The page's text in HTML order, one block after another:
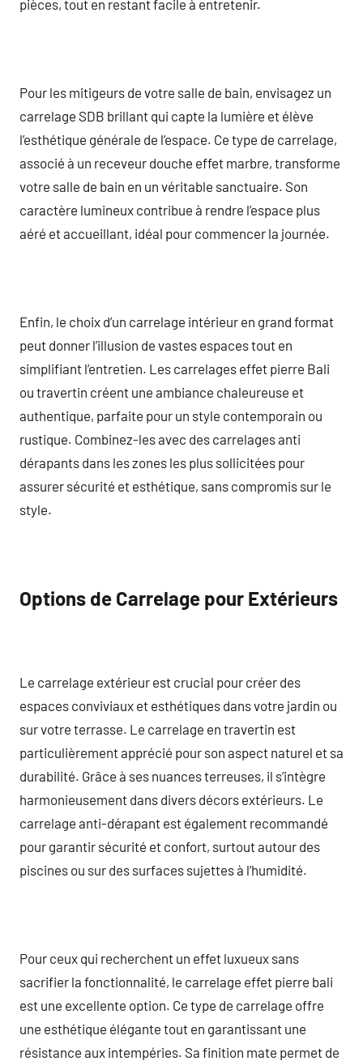
pièces, tout en restant facile à entretenir.
Pour les mitigeurs de votre salle de bain, envisagez un
carrelage SDB brillant qui capte la lumière et élève
l’esthétique générale de l’espace. Ce type de carrelage,
associé à un receveur douche effet marbre, transforme
votre salle de bain en un véritable sanctuaire. Son
caractère lumineux contribue à rendre l’espace plus
aéré et accueillant, idéal pour commencer la journée.
Enfin, le choix d’un carrelage intérieur en grand format
peut donner l’illusion de vastes espaces tout en
simplifiant l’entretien. Les carrelages effet pierre Bali
ou travertin créent une ambiance chaleureuse et
authentique, parfaite pour un style contemporain ou
rustique. Combinez-les avec des carrelages anti
dérapants dans les zones les plus sollicitées pour
assurer sécurité et esthétique, sans compromis sur le
style.
Options de Carrelage pour Extérieurs
Le carrelage extérieur est crucial pour créer des
espaces conviviaux et esthétiques dans votre jardin ou
sur votre terrasse. Le carrelage en travertin est
particulièrement apprécié pour son aspect naturel et sa
durabilité. Grâce à ses nuances terreuses, il s’intègre
harmonieusement dans divers décors extérieurs. Le
carrelage anti-dérapant est également recommandé
pour garantir sécurité et confort, surtout autour des
piscines ou sur des surfaces sujettes à l’humidité.
Pour ceux qui recherchent un effet luxueux sans
sacrifier la fonctionnalité, le carrelage effet pierre bali
est une excellente option. Ce type de carrelage offre
une esthétique élégante tout en garantissant une
résistance aux intempéries. Sa finition mate permet de